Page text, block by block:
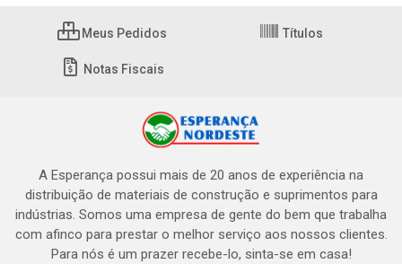
Meus Pedidos Títulos
Notas Fiscais
A Esperança possui mais de 20 anos de experiência na
distribuição de materiais de construção e suprimentos para
indústrias. Somos uma empresa de gente do bem que trabalha
com afinco para prestar o melhor serviço aos nossos clientes.
Para nós é um prazer recebe-lo, sinta-se em casa!